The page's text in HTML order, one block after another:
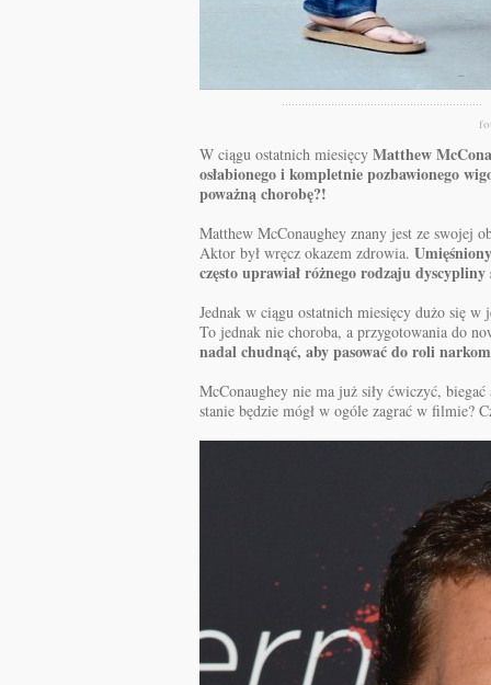
W ciągu ostatnich miesięcy Matthew
osłabionego i kompletnie pozbawionego
poważną chorobę?!
Matthew McConaughey znany jest ze swojej
Aktor był wręcz okazem zdrowia.
często uprawiał różnego rodzaju dyscypliny
Jednak w ciągu ostatnich miesięcy dużo się w
To jednak nie choroba, a przygotowania do
nadal chudnąć, aby pasować do roli
McConaughey nie ma już siły ćwiczyć,
stanie będzie mógł w ogóle zagrać w filmie?